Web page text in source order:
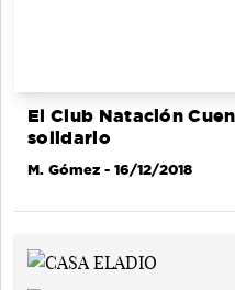
El Club Natación
solidario
M. Gómez - 16/12/2018